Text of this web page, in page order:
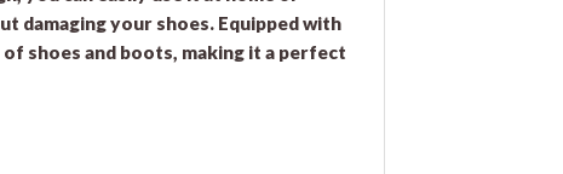
damaging your shoes. Equipped with
shoes and boots, making it a perfect